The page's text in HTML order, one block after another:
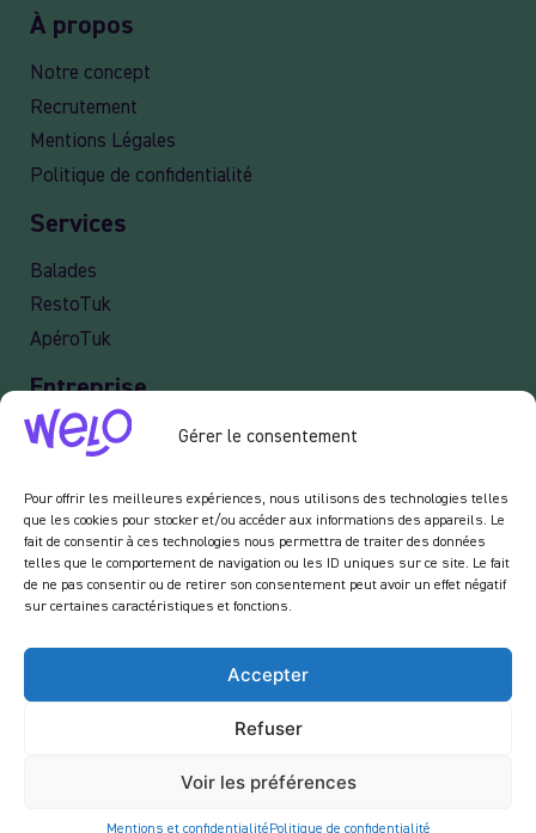
Gérer le consentement
Pour offrir les meilleures expériences, nous utilisons des technologies telles
que les cookies pour stocker et/ou accéder aux informations des appareils. Le
fait de consentir à ces technologies nous permettra de traiter des données
telles que le comportement de navigation ou les ID uniques sur ce site. Le fait
de ne pas consentir ou de retirer son consentement peut avoir un effet négatif
sur certaines caractéristiques et fonctions.
Accepter
Refuser
Voir les préférences
Mentions et confidentialité Politique de confidentialité
À propos
Notre concept
Recrutement
Mentions Légales
Politique de confidentialité
Services
Balades
RestoTuk
ApéroTuk
Entreprise
Events
Livraison
Newsletter :
part dans le cadre des activités de notre site.